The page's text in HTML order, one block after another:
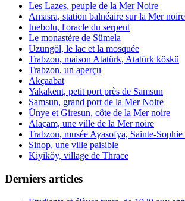
Les Lazes, peuple de la Mer Noire
Amasra, station balnéaire sur la Mer noire
Inebolu, l'oracle du serpent
Le monastère de Sümela
Uzungöl, le lac et la mosquée
Trabzon, maison Atatürk, Atatürk köskü
Trabzon, un aperçu
Akçaabat
Yakakent, petit port près de Samsun
Samsun, grand port de la Mer Noire
Ünye et Giresun, côte de la Mer noire
Alaçam, une ville de la Mer noire
Trabzon, musée Ayasofya, Sainte-
Sinop, une ville paisible
Kiyiköy, village de Thrace
Derniers articles